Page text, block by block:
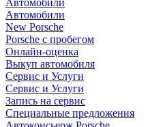
Автомобили
Автомобили
New Porsche
Porsche с пробегом
Онлайн-оценка
Выкуп автомобиля
Сервис и Услуги
Сервис и Услуги
Запись на сервис
Специальные предложения